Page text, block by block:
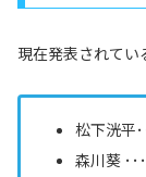
現在発表されてい
松下洸平
森川葵 ･･